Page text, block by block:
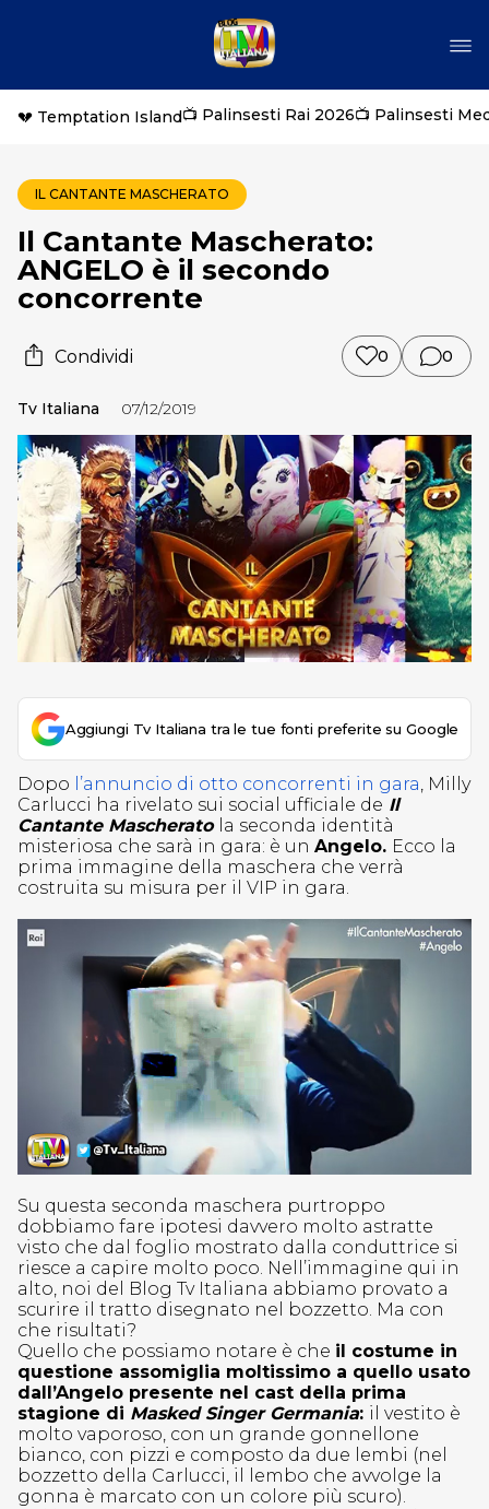
💔 Temptation Island📺 Palinsesti Rai 2026📺 Palinsesti
IL CANTANTE MASCHERATO
Il Cantante Mascherato:
ANGELO è il secondo
concorrente
Condividi 0 0
Tv Italiana 07/12/2019
Aggiungi Tv Italiana tra le tue fonti preferite su Google
Dopo l’annuncio di otto concorrenti in gara, Milly
Carlucci ha rivelato sui social ufficiale de Il
Cantante Mascherato la seconda identità
misteriosa che sarà in gara: è un Angelo. Ecco la
prima immagine della maschera che verrà
costruita su misura per il VIP in gara.
Su questa seconda maschera purtroppo
dobbiamo fare ipotesi davvero molto astratte
visto che dal foglio mostrato dalla conduttrice si
riesce a capire molto poco. Nell’immagine qui in
alto, noi del Blog Tv Italiana abbiamo provato a
scurire il tratto disegnato nel bozzetto. Ma con
che risultati?
Quello che possiamo notare è che il costume in
questione assomiglia moltissimo a quello usato
dall’Angelo presente nel cast della prima
stagione di Masked Singer Germania: il vestito è
molto vaporoso, con un grande gonnellone
bianco, con pizzi e composto da due lembi (nel
bozzetto della Carlucci, il lembo che avvolge la
gonna è marcato con un colore più scuro).